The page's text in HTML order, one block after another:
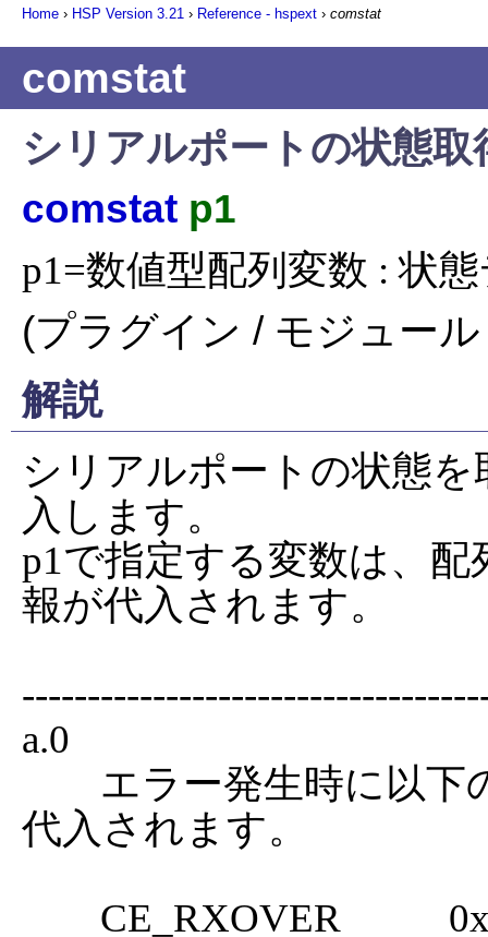
Home › HSP Version 3.21 › Reference - hspext › comstat
comstat
シリアルポートの状態取
comstat p1
p1=数値型配列変数 : 状
(プラグイン / モジュー
解説
シリアルポートの状態
入します。
p1で指定する変数は、配
報が代入されます。
a.0
代入されます。